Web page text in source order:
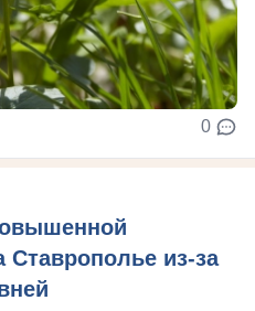
0
Ставрополье из-за